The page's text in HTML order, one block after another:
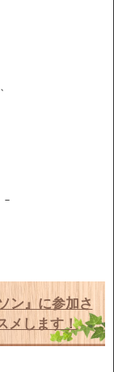
ン』に参加さ
メします！